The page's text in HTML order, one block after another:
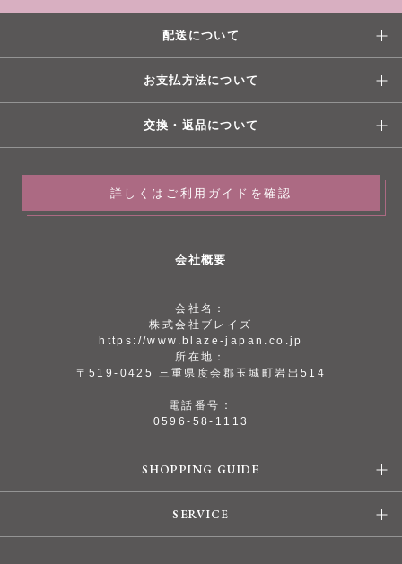
配送について
お支払方法について
交換・返品について
詳しくはご利用ガイドを確認
会社概要
会社名：
株式会社ブレイズ
https://www.blaze-japan.co.jp
所在地：
〒519-0425 三重県度会郡玉城町岩出514
電話番号：
0596-58-1113
SHOPPING GUIDE
SERVICE